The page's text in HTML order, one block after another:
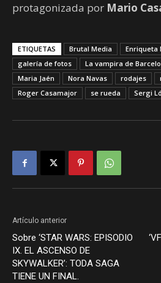
protagonizada por Mario
ETIQUETAS Brutal Media Enriqueta
galería de fotos
La vampira de
Maria Jaén
Nora Navas rodajes
Roger Casamajor
se rueda Sergi
Artículo anterior
Sobre ‘STAR WARS: EPISODIO
IX. EL ASCENSO DE
SKYWALKER’: TODA SAGA
TIENE UN FINAL.